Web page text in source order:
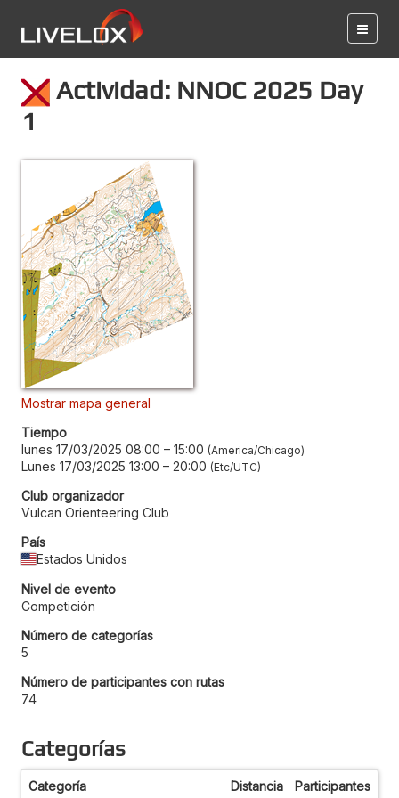
Actividad: NNOC 2025 Day
1
Mostrar mapa general
Tiempo
lunes 17/03/2025 08:00 – 15:00 America/Chicago
Lunes 17/03/2025 13:00 – 20:00 Etc/UTC
Club organizador
Vulcan Orienteering Club
País
Estados Unidos
Nivel de evento
Competición
Número de categorías
5
Número de participantes con rutas
74
Categorías
Categoría Distancia Participantes